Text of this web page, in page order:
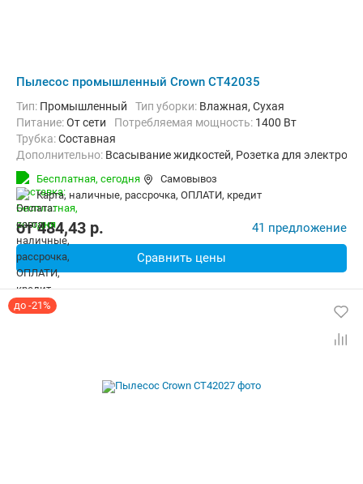
Пылесос промышленный Crown CT42035
Тип: Промышленный Тип уборки: Влажная, Сухая
питание:От сети Потребляемая мощность: 1400 Вт
трубка:Составная
Дополнительно: Всасывание жидкостей, Розетка для
Вес:
Бесплатная, сегодня
Самовывоз
карта, наличные, рассрочка, ОПЛАТИ, кредит
от484,43 p. 41 предложение
Сравнить цены
до -21%